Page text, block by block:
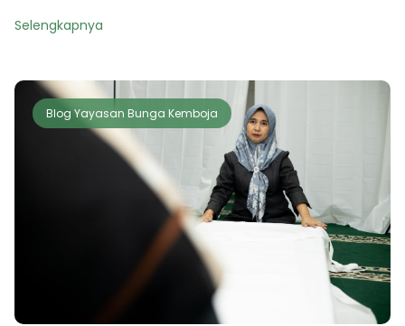
Selengkapnya
Blog Yayasan Bunga Kemboja